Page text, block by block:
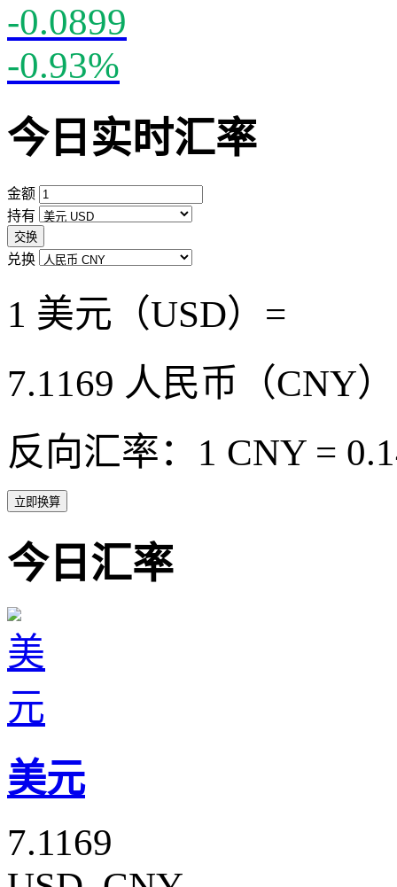
-0.0899
-0.93%
今日实时汇率
金额
持有
交换
兑换
1 美元（USD）=
7.1169 人民币（CNY）
反向汇率：1 CNY =
立即换算
今日汇率
美元
7.1169